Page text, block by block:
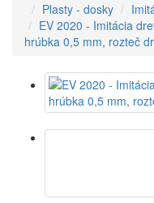
Plasty - dosky
EV 2020 - Imitácia
hrúbka 0,5 mm, rozteč